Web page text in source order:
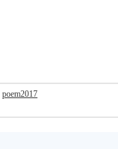
poem2017